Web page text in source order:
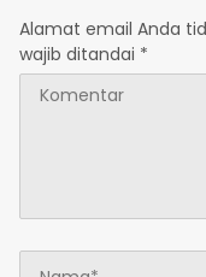
Alamat email Anda
wajib ditandai *